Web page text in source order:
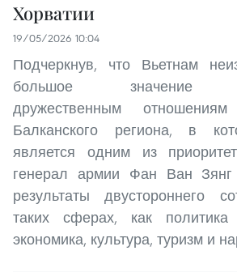
Хорватии
19/05/2026 10:04
Подчеркнув, что Вьетнам
большое значение
дружественным
Балканского региона, в
является одним из
генерал армии Фан Ван Зянг
результаты двустороннего
таких сферах, как
экономика, культура, туризм и